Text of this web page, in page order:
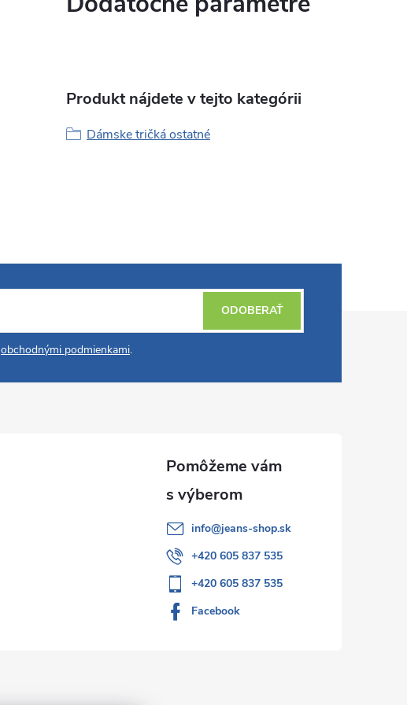
Produkt nájdete v tejto kategórii
Dámske tričká ostatné
obchodnými podmienkami.
ODOBERAŤ
info@jeans-shop.sk
+420 605 837 535
+420 605 837 535
Facebook